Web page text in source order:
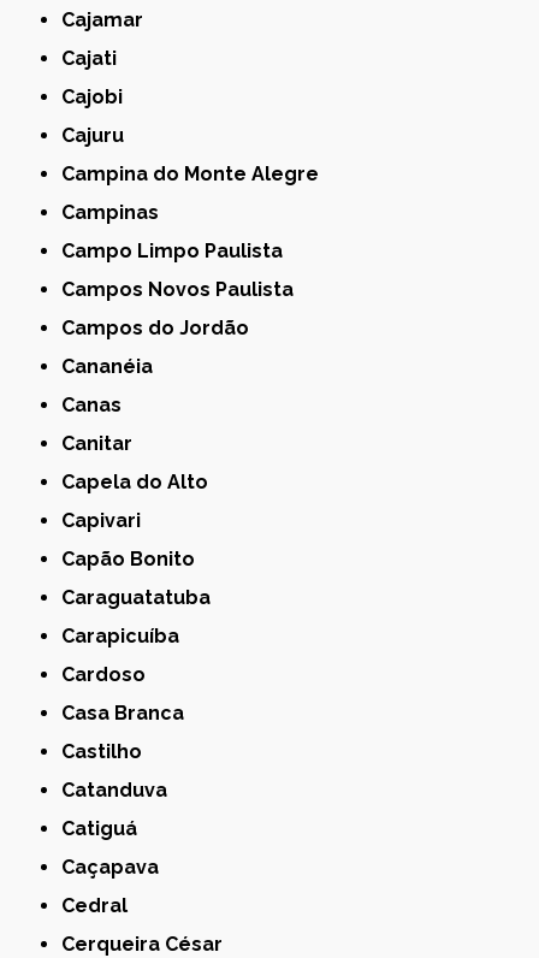
Cajamar
Cajati
Cajobi
Cajuru
Campina do Monte Alegre
Campinas
Campo Limpo Paulista
Campos Novos Paulista
Campos do Jordão
Cananéia
Canas
Canitar
Capela do Alto
Capivari
Capão Bonito
Caraguatatuba
Carapicuíba
Cardoso
Casa Branca
Castilho
Catanduva
Catiguá
Caçapava
Cedral
Cerqueira César